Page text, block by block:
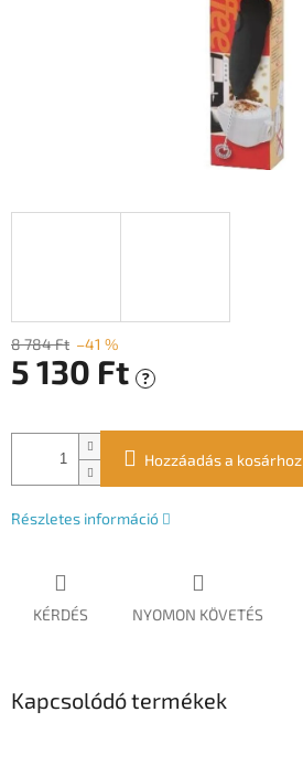
8 784 Ft –41 %
5 130 Ft ?
Hozzáadás a kosárhoz
Részletes információ
KÉRDÉS NYOMON KÖVETÉS
Kapcsolódó termékek